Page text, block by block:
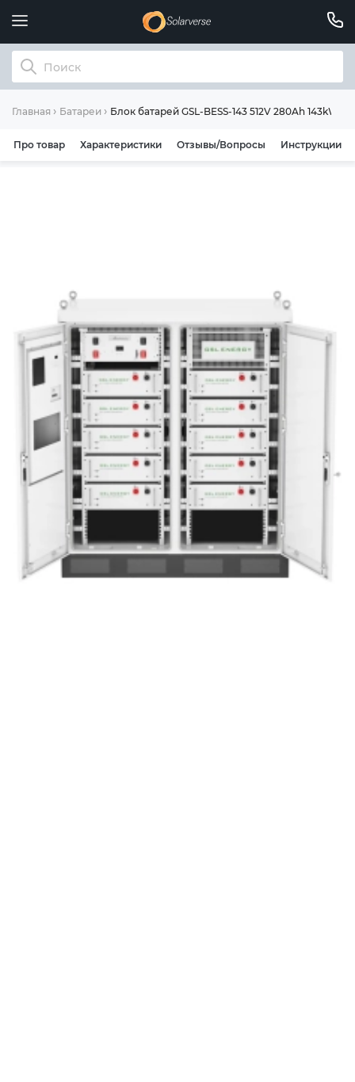
Главная Батареи Блок батарей GSL-BESS-143 512V 280Ah
Про товар Характеристики Отзывы/Вопросы Инструкции